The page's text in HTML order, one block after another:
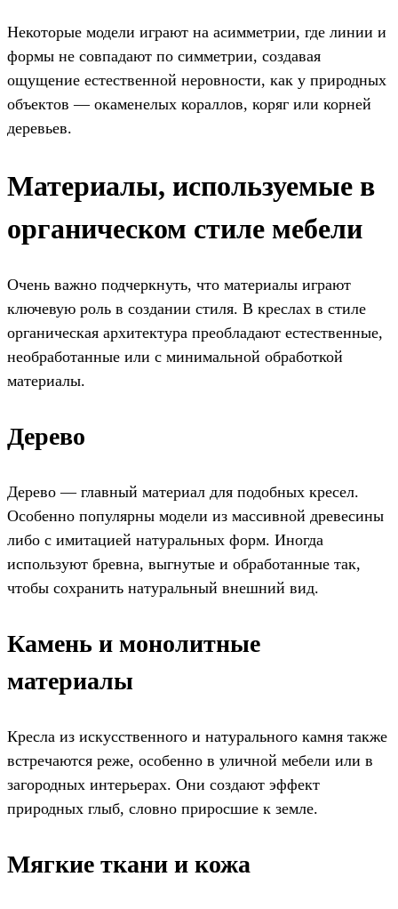
Некоторые модели играют на асимметрии, где линии и
формы не совпадают по симметрии, создавая
ощущение естественной неровности, как у природных
объектов — окаменелых кораллов, коряг или корней
деревьев.
Материалы, используемые в
органическом стиле мебели
Очень важно подчеркнуть, что материалы играют
ключевую роль в создании стиля. В креслах в стиле
органическая архитектура преобладают естественные,
необработанные или с минимальной обработкой
материалы.
Дерево
Дерево — главный материал для подобных кресел.
Особенно популярны модели из массивной древесины
либо с имитацией натуральных форм. Иногда
используют бревна, выгнутые и обработанные так,
чтобы сохранить натуральный внешний вид.
Камень и монолитные
материалы
Кресла из искусственного и натурального камня также
встречаются реже, особенно в уличной мебели или в
загородных интерьерах. Они создают эффект
природных глыб, словно приросшие к земле.
Мягкие ткани и кожа